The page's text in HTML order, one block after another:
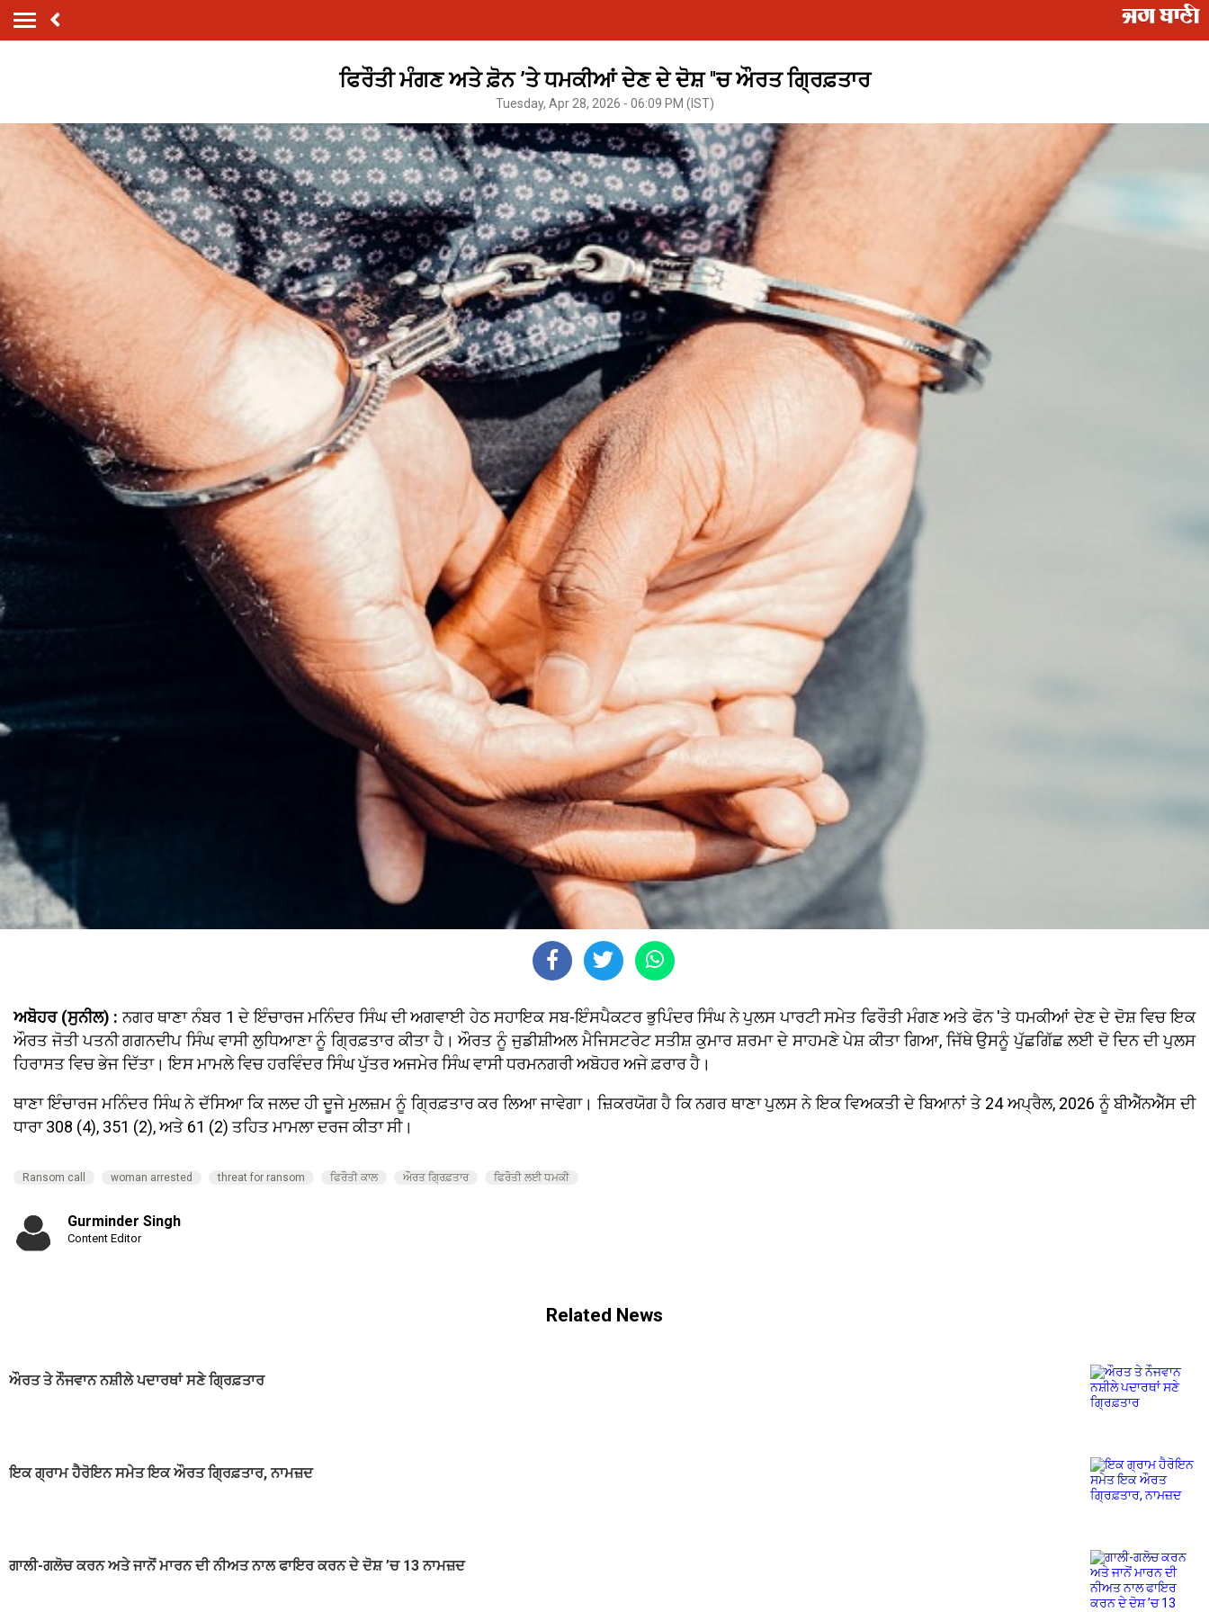
ਫਿਰੌਤੀ ਮੰਗਣ ਅਤੇ ਫ਼ੋਨ ’ਤੇ ਧਮਕੀਆਂ ਦੇਣ ਦੇ ਦੋਸ਼ ''ਚ ਔਰਤ ਗ੍ਰਿਫ਼ਤਾਰ
Tuesday, Apr 28, 2026 - 06:09 PM (IST)
ਅਬੋਹਰ (ਸੁਨੀਲ) :ਨਗਰ ਥਾਣਾ ਨੰਬਰ 1 ਦੇ ਇੰਚਾਰਜ ਮਨਿੰਦਰ ਸਿੰਘ ਦੀ ਅਗਵਾਈ ਹੇਠ ਸਹਾਇਕ ਸਬ-ਇੰਸਪੈਕਟਰ ਭੁਪਿੰਦਰ ਸਿੰਘ ਨੇ ਪੁਲਸ ਪਾਰਟੀ ਸਮੇਤ ਫਿਰੌਤੀ ਮੰਗਣ ਅਤੇ ਫੋਨ 'ਤੇ ਧਮਕੀਆਂ ਦੇਣ ਦੇ ਦੋਸ਼ ਵਿਚ ਇਕ
ਔਰਤ ਜੋਤੀ ਪਤਨੀ ਗਗਨਦੀਪ ਸਿੰਘ ਵਾਸੀ ਲੁਧਿਆਣਾ ਨੂੰ ਗ੍ਰਿਫ਼ਤਾਰ ਕੀਤਾ ਹੈ। ਔਰਤ ਨੂੰ ਜੁਡੀਸ਼ੀਅਲ ਮੈਜਿਸਟਰੇਟ ਸਤੀਸ਼ ਕੁਮਾਰ ਸ਼ਰਮਾ ਦੇ ਸਾਹਮਣੇ ਪੇਸ਼ ਕੀਤਾ ਗਿਆ, ਜਿੱਥੇ ਉਸਨੂੰ ਪੁੱਛਗਿੱਛ ਲਈ ਦੋ ਦਿਨ ਦੀ ਪੁਲਸ
ਹਿਰਾਸਤ ਵਿਚ ਭੇਜ ਦਿੱਤਾ। ਇਸ ਮਾਮਲੇ ਵਿਚ ਹਰਵਿੰਦਰ ਸਿੰਘ ਪੁੱਤਰ ਅਜਮੇਰ ਸਿੰਘ ਵਾਸੀ ਧਰਮਨਗਰੀ ਅਬੋਹਰ ਅਜੇ ਫ਼ਰਾਰ ਹੈ।
ਥਾਣਾ ਇੰਚਾਰਜ ਮਨਿੰਦਰ ਸਿੰਘ ਨੇ ਦੱਸਿਆ ਕਿ ਜਲਦ ਹੀ ਦੂਜੇ ਮੁਲਜ਼ਮ ਨੂੰ ਗ੍ਰਿਫ਼ਤਾਰ ਕਰ ਲਿਆ ਜਾਵੇਗਾ। ਜ਼ਿਕਰਯੋਗ ਹੈ ਕਿ ਨਗਰ ਥਾਣਾ ਪੁਲਸ ਨੇ ਇਕ ਵਿਅਕਤੀ ਦੇ ਬਿਆਨਾਂ ਤੇ 24 ਅਪ੍ਰੈਲ, 2026 ਨੂੰ ਬੀਐੱਨਐੱਸ ਦੀ
ਧਾਰਾ 308 (4), 351 (2), ਅਤੇ 61 (2) ਤਹਿਤ ਮਾਮਲਾ ਦਰਜ ਕੀਤਾ ਸੀ।
Ransom call woman arrested threat for ransom ਫਿਰੌਤੀ ਕਾਲ ਔਰਤ ਗ੍ਰਿਫ਼ਤਾਰ ਫਿਰੌਤੀ ਲਈ ਧਮਕੀ
Gurminder Singh
Content Editor
Related News
ਔਰਤ ਤੇ ਨੌਜਵਾਨ ਨਸ਼ੀਲੇ ਪਦਾਰਥਾਂ ਸਣੇ ਗ੍ਰਿਫ਼ਤਾਰ
ਇਕ ਗ੍ਰਾਮ ਹੈਰੋਇਨ ਸਮੇਤ ਇਕ ਔਰਤ ਗ੍ਰਿਫ਼ਤਾਰ, ਨਾਮਜ਼ਦ
ਗਾਲੀ-ਗਲੋਚ ਕਰਨ ਅਤੇ ਜਾਨੋਂ ਮਾਰਨ ਦੀ ਨੀਅਤ ਨਾਲ ਫਾਇਰ ਕਰਨ ਦੇ ਦੋਸ਼ ’ਚ 13 ਨਾਮਜ਼ਦ